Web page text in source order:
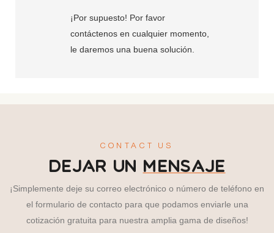
¡Por supuesto! Por favor
contáctenos en cualquier momento,
le daremos una buena solución.
CONTACT US
DEJAR UNMENSAJE
¡Simplemente deje su correo electrónico o número de teléfono en
el formulario de contacto para que podamos enviarle una
cotización gratuita para nuestra amplia gama de diseños!